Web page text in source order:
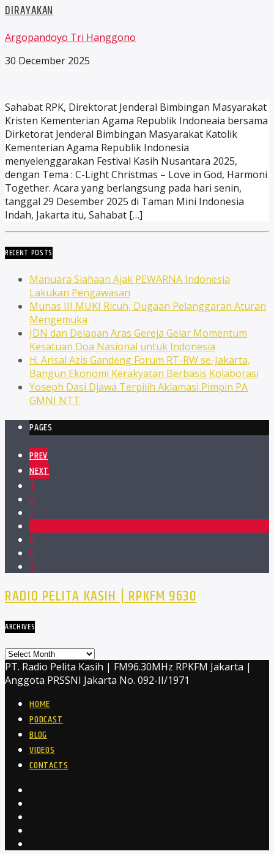
DIRAYAKAN
Argopandoyo Tri Hanggono
30 December 2025
Sahabat RPK, Direktorat Jenderal Bimbingan Masyarakat
Kristen Kementerian Agama Republik Indoneaia bersama
Dirketorat Jenderal Bimbingan Masyarakat Katolik
Kementerian Agama Republik Indonesia
menyelenggarakan Festival Kasih Nusantara 2025,
dengan Tema : C-Light Christmas – Love in God, Harmoni
Together. Acara yang berlangsung pada hari senin,
tanggal 29 Desember 2025 di Taman Mini Indonesia
Indah, Jakarta itu, Sahabat […]
RECENT POSTS
Manuara Siahaan Ajak PEWARNA Indonesia
Lakukan Pengawasan
Munas III MUKI Ricuh, Dugaan Pelanggaran Aturan
Mengemuka
JDN dan Delapan Aras Gereja Gelar Momentum
Kesatuan Doa Nasional untuk Indonesia
H. Arisal Azis Gandeng Forum RT-RW se-Jakarta,
Bangun Ekonomi Kerakyatan Berbasis Kolaborasi
Yoseph Dasi Djawa Terpilih Aklamasi Pimpin PA
GMNI NTT
PAGES
PREV
NEXT
1
2
3
5
6
7
RADIO PELITA KASIH | RPKFM 9630
ARCHIVES
Archives
PT. Radio Pelita Kasih | FM96.30MHz RPKFM Jakarta |
Anggota PRSSNI Jakarta No. 092-II/1971
HOME
PODCAST
BLOG
VIDEOS
CONTACTS